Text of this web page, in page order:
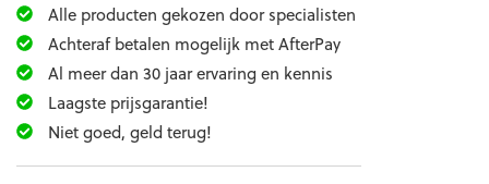
Alle producten gekozen door specialisten
Achteraf betalen mogelijk met AfterPay
Al meer dan 30 jaar ervaring en kennis
Laagste prijsgarantie!
Niet goed, geld terug!